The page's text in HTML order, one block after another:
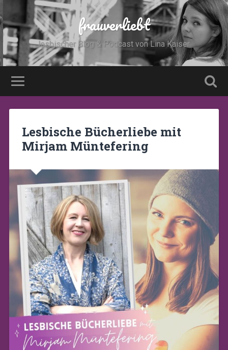
frauverliebt
lesbischer Blog & Podcast von Lina Kaiser
Lesbische Bücherliebe mit
Mirjam Müntefering